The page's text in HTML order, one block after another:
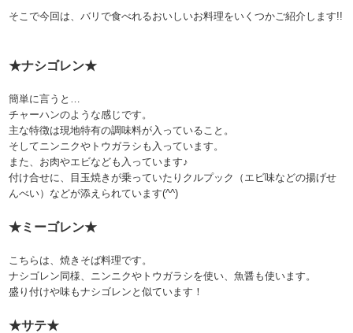
そこで今回は、バリで食べれるおいしいお料理をいくつかご紹介します!!
★ナシゴレン★
簡単に言うと…
チャーハンのような感じです。
主な特徴は現地特有の調味料が入っていること。
そしてニンニクやトウガラシも入っています。
また、お肉やエビなども入っています♪
付け合せに、目玉焼きが乗っていたりクルプック（エビ味などの揚げせ
んべい）などが添えられています(^^)
★ミーゴレン★
こちらは、焼きそば料理です。
ナシゴレン同様、ニンニクやトウガラシを使い、魚醤も使います。
盛り付けや味もナシゴレンと似ています！
★サテ★